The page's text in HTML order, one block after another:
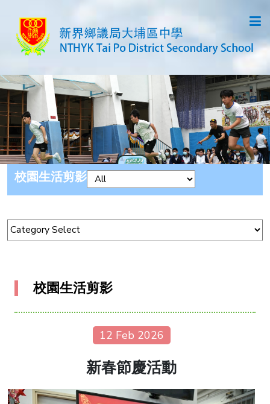
校園生活剪影
校園生活剪影
12 Feb 2026
新春節慶活動